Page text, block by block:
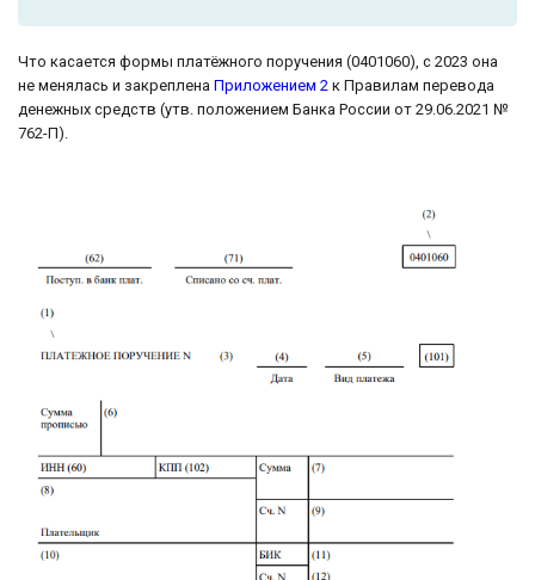
Что касается формы платёжного поручения (0401060), с 2023 она
не менялась и закреплена Приложением 2 к Правилам перевода
денежных средств (утв. положением Банка России от 29.06.2021 №
762-П).